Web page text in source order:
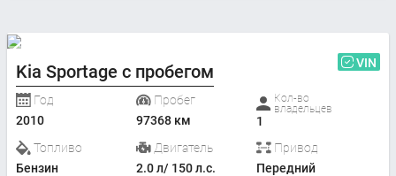
Kia Sportage с пробегом VIN
Год
2010
Пробег
97368 км
Кол-во
владельцев
1
Топливо
Бензин
Двигатель
2.0 л/ 150 л.с.
Привод
Передний